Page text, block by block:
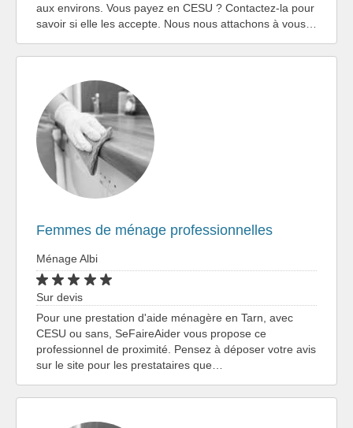
aux environs. Vous payez en CESU ? Contactez-la pour
savoir si elle les accepte. Nous nous attachons à vous…
Femmes de ménage professionnelles
Ménage Albi
Sur devis
Pour une prestation d'aide ménagère en Tarn, avec
CESU ou sans, SeFaireAider vous propose ce
professionnel de proximité. Pensez à déposer votre avis
sur le site pour les prestataires que…